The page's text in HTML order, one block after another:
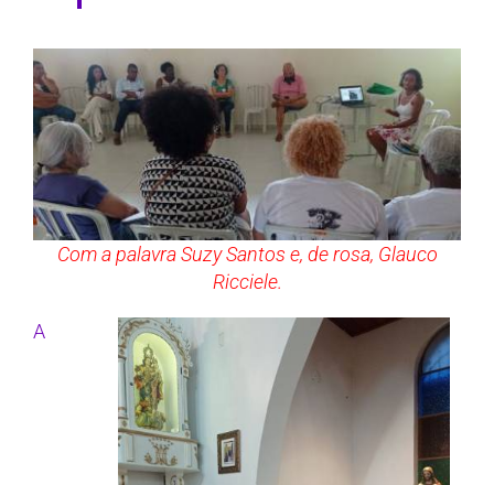
Com a palavra Suzy Santos e, de rosa, Glauco
Ricciele.
A